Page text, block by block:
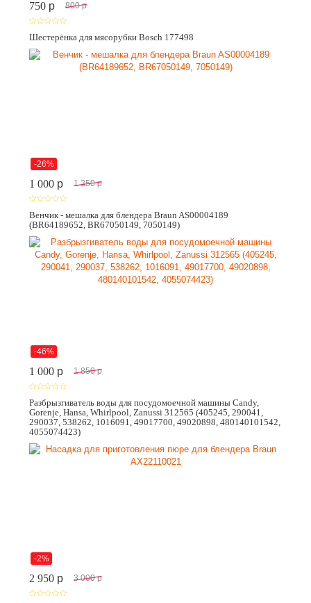
750 p 800 p
Шестерёнка для мясорубки Bosch 177498
-26%
1 000 p 1 350 p
Венчик - мешалка для блендера Braun AS00004189
(BR64189652, BR67050149, 7050149)
-46%
1 000 p 1 850 p
Разбрызгиватель воды для посудомоечной машины Candy,
Gorenje, Hansa, Whirlpool, Zanussi 312565 (405245, 290041,
290037, 538262, 1016091, 49017700, 49020898, 480140101542,
4055074423)
-2%
2 950 p 3 000 p